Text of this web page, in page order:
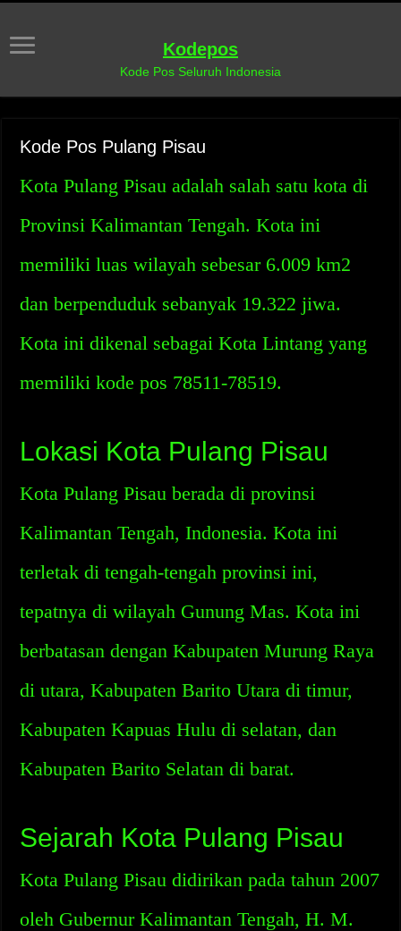
Kodepos
Kode Pos Seluruh Indonesia
Kode Pos Pulang Pisau
Kota Pulang Pisau adalah salah satu kota di
Provinsi Kalimantan Tengah. Kota ini
memiliki luas wilayah sebesar 6.009 km2
dan berpenduduk sebanyak 19.322 jiwa.
Kota ini dikenal sebagai Kota Lintang yang
memiliki kode pos 78511-78519.
Lokasi Kota Pulang Pisau
Kota Pulang Pisau berada di provinsi
Kalimantan Tengah, Indonesia. Kota ini
terletak di tengah-tengah provinsi ini,
tepatnya di wilayah Gunung Mas. Kota ini
berbatasan dengan Kabupaten Murung Raya
di utara, Kabupaten Barito Utara di timur,
Kabupaten Kapuas Hulu di selatan, dan
Kabupaten Barito Selatan di barat.
Sejarah Kota Pulang Pisau
Kota Pulang Pisau didirikan pada tahun 2007
oleh Gubernur Kalimantan Tengah, H. M.